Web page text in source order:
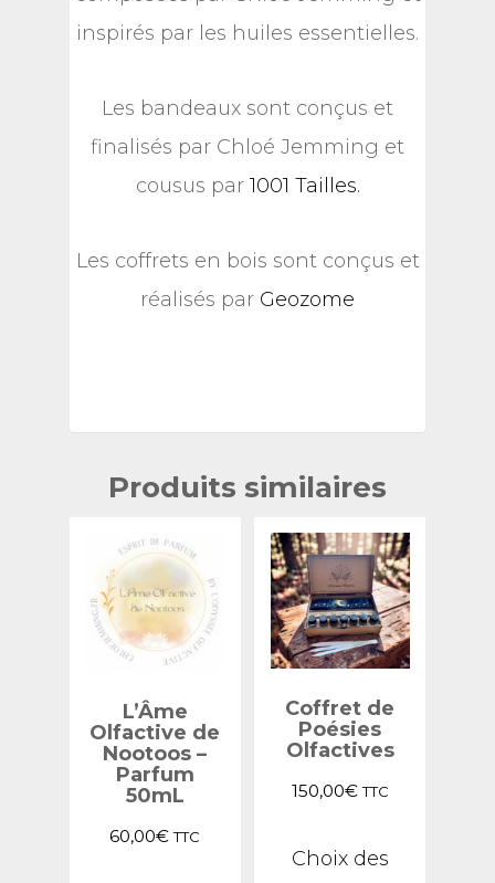
inspirés par les huiles essentielles.
Les bandeaux sont conçus et
finalisés par Chloé Jemming et
cousus par 1001 Tailles.
Les coffrets en bois sont conçus et
réalisés par Geozome
Produits similaires
L’Âme
Olfactive de
Nootoos –
Parfum
50mL
60,00€ TTC
Coffret de
Poésies
Olfactives
150,00€ TTC
Choix des